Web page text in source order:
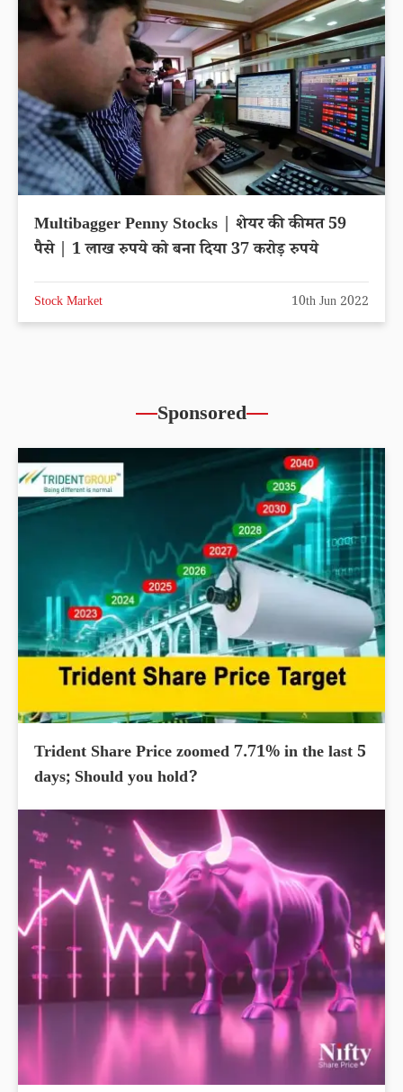
Multibagger Penny Stocks | शेयर की कीमत 59
पैसे | 1 लाख रुपये को बना दिया 37 करोड़ रुपये
Stock Market 10th Jun 2022
Sponsored
Trident Share Price zoomed 7.71% in the last 5
days; Should you hold?